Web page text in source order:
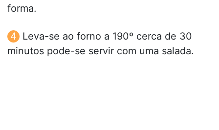
forma.
Leva-se ao forno a 190º cerca de 30
minutos pode-se servir com uma salada.